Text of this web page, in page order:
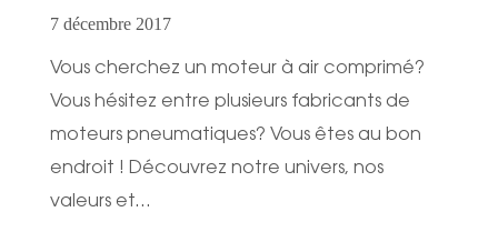
7 décembre 2017
Vous cherchez un moteur à air comprimé?
Vous hésitez entre plusieurs fabricants de
moteurs pneumatiques? Vous êtes au bon
endroit ! Découvrez notre univers, nos
valeurs et...